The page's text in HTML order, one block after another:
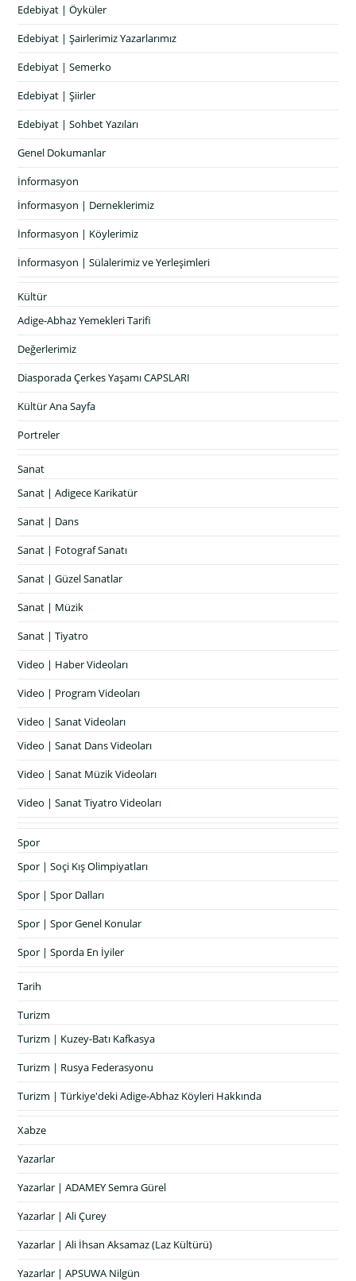
Edebiyat | Öyküler
Edebiyat | Şairlerimiz Yazarlarımız
Edebiyat | Semerko
Edebiyat | Şiirler
Edebiyat | Sohbet Yazıları
Genel Dokumanlar
İnformasyon
İnformasyon | Derneklerimiz
İnformasyon | Köylerimiz
İnformasyon | Sülalerimiz ve Yerleşimleri
Kültür
Adige-Abhaz Yemekleri Tarifi
Değerlerimiz
Diasporada Çerkes Yaşamı CAPSLARI
Kültür Ana Sayfa
Portreler
Sanat
Sanat | Adigece Karikatür
Sanat | Dans
Sanat | Fotograf Sanatı
Sanat | Güzel Sanatlar
Sanat | Müzik
Sanat | Tiyatro
Video | Haber Videoları
Video | Program Videoları
Video | Sanat Videoları
Video | Sanat Dans Videoları
Video | Sanat Müzik Videoları
Video | Sanat Tiyatro Videoları
Spor
Spor | Soçi Kış Olimpiyatları
Spor | Spor Dalları
Spor | Spor Genel Konular
Spor | Sporda En İyiler
Tarih
Turizm
Turizm | Kuzey-Batı Kafkasya
Turizm | Rusya Federasyonu
Turizm | Türkiye'deki Adige-Abhaz Köyleri Hakkında
Xabze
Yazarlar
Yazarlar | ADAMEY Semra Gürel
Yazarlar | Ali Çurey
Yazarlar | Ali İhsan Aksamaz (Laz Kültürü)
Yazarlar | APSUWA Nilgün